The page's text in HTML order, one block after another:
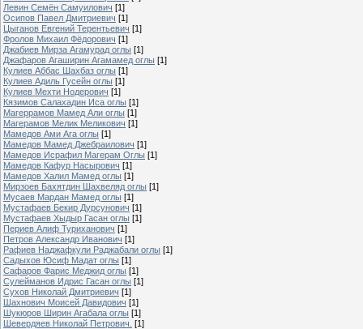
Левин Семён Самуилович [1]
Осипов Павел Дмитриевич [1]
Цыганов Евгений Терентьевич [1]
Фролов Михаил Фёдорович [1]
Джабиев Мирза Агамурад оглы [1]
Джафаров Агаширин Агамамед оглы [1]
Кулиев Аббас Шахбаз оглы [1]
Кулиев Адиль Гусейн оглы [1]
Кулиев Мехти Нодерович [1]
Кязимов Салахадин Иса оглы [1]
Магеррамов Мамед Али оглы [1]
Магерамов Мелик Меликович [1]
Мамедов Ами Ага оглы [1]
Мамедов Мамед Джебраилович [1]
Мамедов Исрафил Магерам Оглы [1]
Мамедов Кафур Насырович [1]
Мамедов Халил Мамед оглы [1]
Мирзоев Бахятдин Шахвеляд оглы [1]
Мусаев Мардан Мамед оглы [1]
Мустафаев Бекир Дурсунович [1]
Мустафаев Хыдыр Гасан оглы [1]
Периев Алиф Туриханович [1]
Петров Александр Иванович [1]
Рафиев Наджафкули Раджабали оглы [1]
Садыхов Юсиф Мадат оглы [1]
Сафаров Фарис Меджид оглы [1]
Сулейманов Идрис Гасан оглы [1]
Сухов Николай Дмитриевич [1]
Шахнович Моисей Давидович [1]
Шукюров Ширин Агабала оглы [1]
Шевердяев Николай Петрович. [1]